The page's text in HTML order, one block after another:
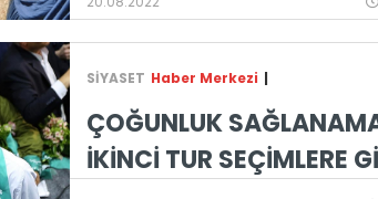
SİYASET Haber Merkezi |
ÇOĞUNLUK
İKİNCİ TUR SEÇİMLERE